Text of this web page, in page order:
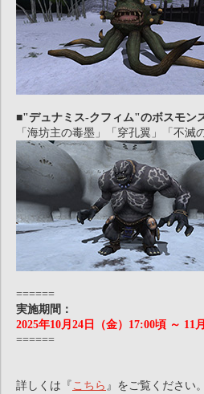
■"デュナミス-クフィム"のボスモン
「海坊主の毒墨」「穿孔翼」「不滅
======
実施期間：
2025年10月24日（金）17:00頃 ～ 11
======
詳しくは『 こちら 』をご覧ください。